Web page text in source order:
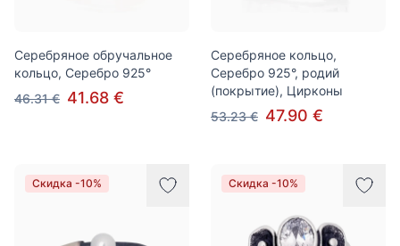
Серебряное обручальное
кольцо, Серебро 925°
46.31 € 41.68 €
Серебряное кольцо,
Серебро 925°, родий
(покрытие), Цирконы
53.23 € 47.90 €
Скидка -10% Скидка -10%